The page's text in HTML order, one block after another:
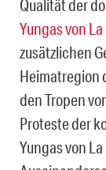
Qualität der
Yungas von La
zusätzlichen
Heimatregion
den Tropen
Proteste der
Yungas von